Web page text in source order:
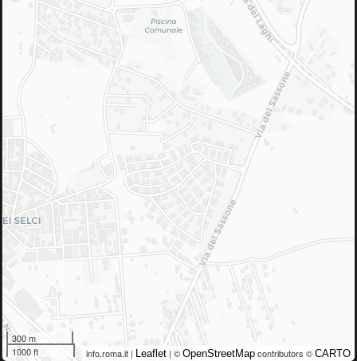
300 m
1000 ft
info.roma.it | Leaflet | © OpenStreetMap contributors © CARTO